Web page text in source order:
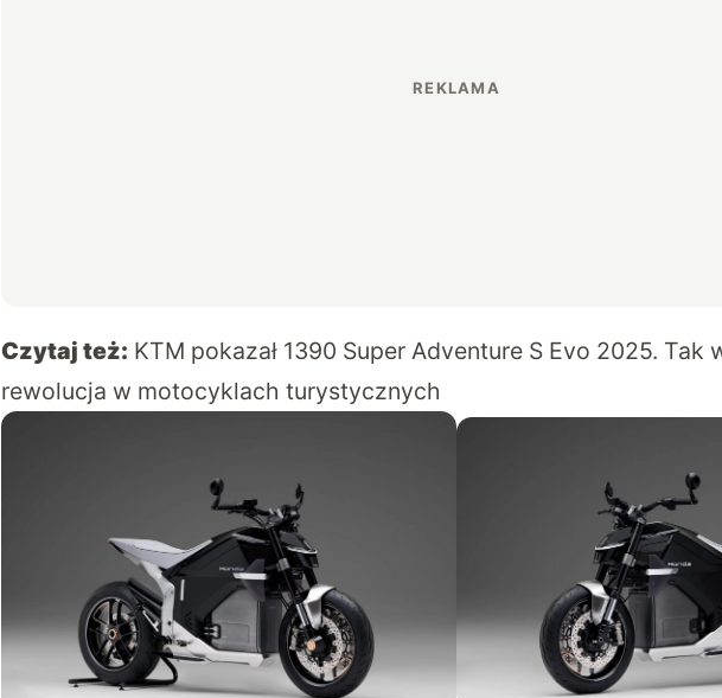
Czytaj też: KTM pokazał 1390 Super Adventure S Evo 2025. Tak
rewolucja w motocyklach turystycznych